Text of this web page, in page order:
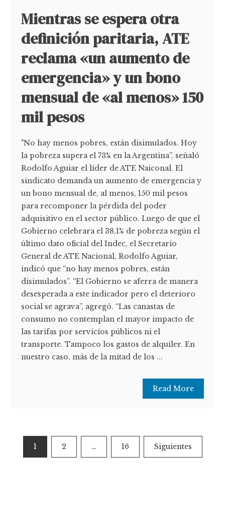
Mientras se espera otra
definición paritaria, ATE
reclama «un aumento de
emergencia» y un bono
mensual de «al menos» 150
mil pesos
"No hay menos pobres, están disimulados. Hoy
la pobreza supera el 73% en la Argentina”, señaló
Rodolfo Aguiar el líder de ATE Naiconal. El
sindicato demanda un aumento de emergencia y
un bono mensual de, al menos, 150 mil pesos
para recomponer la pérdida del poder
adquisitivo en el sector público. Luego de que el
Gobierno celebrara el 38,1% de pobreza según el
último dato oficial del Indec, el Secretario
General de ATE Nacional, Rodolfo Aguiar,
indicó que “no hay menos pobres, están
disimulados”. “El Gobierno se aferra de manera
desesperada a este indicador pero el deterioro
social se agrava”, agregó. “Las canastas de
consumo no contemplan el mayor impacto de
las tarifas por servicios públicos ni el
transporte. Tampoco los gastos de alquiler. En
nuestro caso, más de la mitad de los ...
Read More
Paginación
de
1 2 … 16 Siguientes